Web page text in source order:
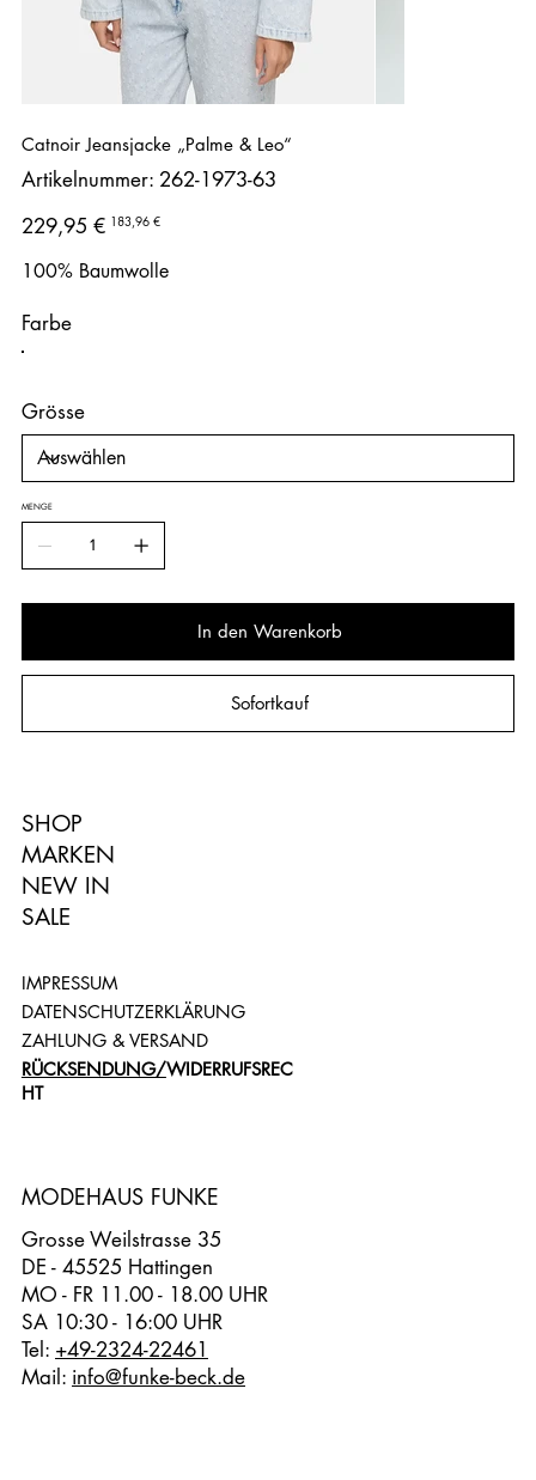
Catnoir Jeansjacke „Palme & Leo“
Artikelnummer: Artikelnummer:
262-
262-1973-63
Ursprünglicher
Preis
229,95 € Angebotspreis
183,96 €
100% Baumwolle
Farbe
Grösse
MENGE
In den Warenkorb
Sofortkauf
SHOP
MARKEN
NEW IN
SALE
IMPRESSUM
DATENSCHUTZERKLÄRUNG
ZAHLUNG & VERSAND
RÜCKSENDUNG/WIDERRUFSREC
HT
Grosse Weilstrasse 35
DE - 45525 Hattingen
MO - FR 11.00 - 18.00 UHR
SA 10:30 - 16:00 UHR
Tel: +49-2324-22461
Mail: info@funke-beck.de
MODEHAUS FUNKE